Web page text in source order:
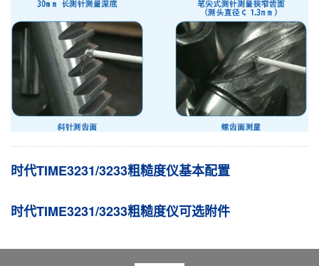
时代TIME3231/3233粗糙度仪基本配置
时代TIME3231/3233粗糙度仪可选附件